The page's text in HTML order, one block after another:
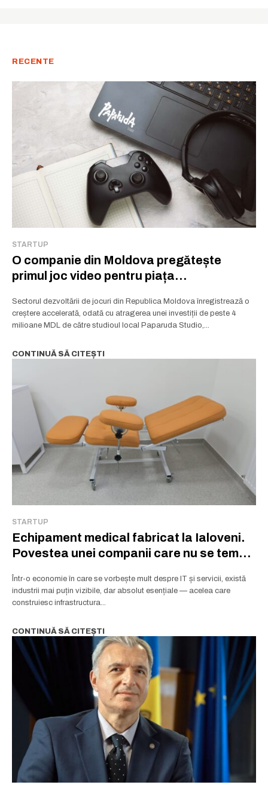
RECENTE
STARTUP
O companie din Moldova pregătește
primul joc video pentru piața
Sectorul dezvoltării de jocuri din Republica Moldova înregistrează o
creștere accelerată, odată cu atragerea unei investiții de peste 4
milioane MDL de către studioul local Paparuda Studio,...
CONTINUĂ SĂ CITEȘTI
STARTUP
Echipament medical fabricat la Ialoveni.
Povestea unei companii care nu se teme
Într-o economie în care se vorbește mult despre IT și servicii, există
industrii mai puțin vizibile, dar absolut esențiale — acelea care
construiesc infrastructura...
CONTINUĂ SĂ CITEȘTI